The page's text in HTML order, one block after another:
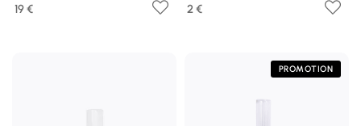
19 € 2 €
PROMOTION